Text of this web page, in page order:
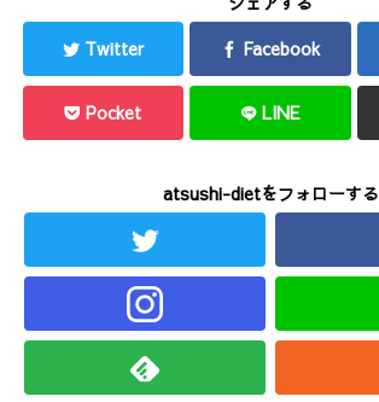
Twitter
Facebook
Pocket LINE
atsushi-dietをフォローする